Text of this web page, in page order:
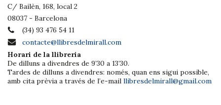
C/ Bailèn, 168, local 2
08037 - Barcelona
(34) 93 476 54 11
contacte@llibresdelmirall.com
Horari de la llibreria
De dilluns a divendres de 9’30 a 13’30.
Tardes de dilluns a divendres: només, quan ens sigui possible,
amb cita prèvia a través de l’e-mail llibresdelmirall@gmail.com